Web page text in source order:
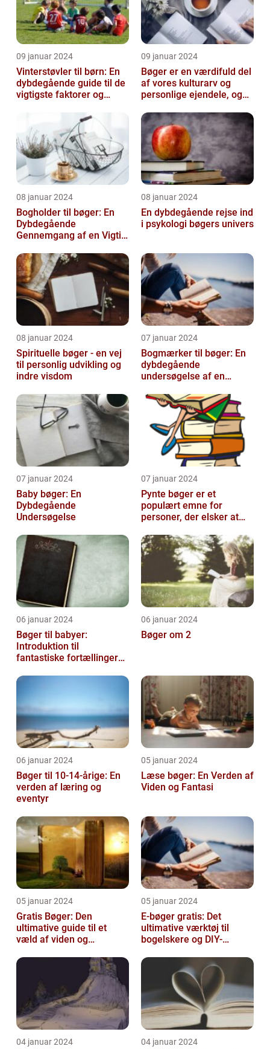
09 januar 2024
Vinterstøvler til børn: En
dybdegående guide til de
vigtigste faktorer og
09 januar 2024
Bøger er en værdifuld del
af vores kulturarv og
personlige ejendele, og
opb...
08 januar 2024
Bogholder til bøger: En
Dybdegående
Gennemgang af en Vigtig
og Økonomi
08 januar 2024
En dybdegående rejse ind
i psykologi bøgers univers
08 januar 2024
Spirituelle bøger - en vej
til personlig udvikling og
indre visdom
07 januar 2024
Bogmærker til bøger: En
dybdegående
undersøgelse af en
skat
07 januar 2024
Baby bøger: En
Dybdegående
Undersøgelse
07 januar 2024
Pynte bøger er et
populært emne for
personer, der elsker at
deres bøger
06 januar 2024
Bøger til babyer:
Introduktion til
fantastiske fortællinger
06 januar 2024
Bøger om 2
06 januar 2024
Bøger til 10-14-årige: En
verden af læring og
eventyr
05 januar 2024
Læse bøger: En Verden af
Viden og Fantasi
05 januar 2024
Gratis Bøger: Den
ultimative guide til et
væld af viden og
05 januar 2024
E-bøger gratis: Det
ultimative værktøj til
bogelskere og DIY-
04 januar 2024 04 januar 2024